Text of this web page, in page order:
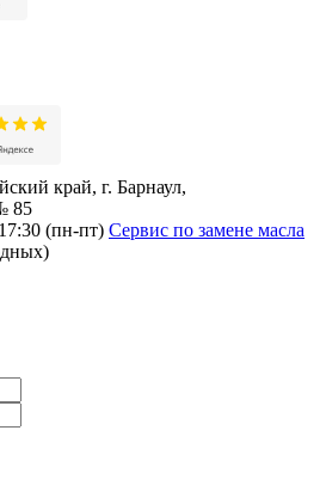
край, г. Барнаул,
85
(пн-пт) Сервис по замене масла